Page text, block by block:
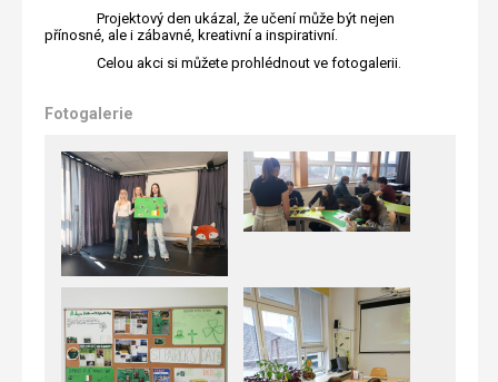
Projektový den ukázal, že učení může být nejen
přínosné, ale i zábavné, kreativní a inspirativní.
Celou akci si můžete prohlédnout ve fotogalerii.
Fotogalerie